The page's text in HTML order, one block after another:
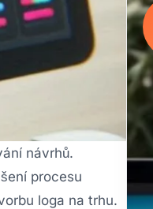
návrhů.
procesu
loga na trhu.